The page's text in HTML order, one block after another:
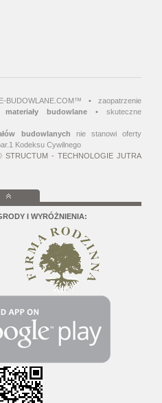
• zaopatrzenie
materiały budowlane • skuteczne
budowlanych nie stanowi oferty
Kodeksu Cywilnego
STRUCTUM - TECHNOLOGIE JUTRA
I WYRÓŻNIENIA: